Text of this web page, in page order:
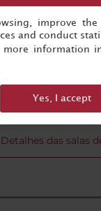
distância
Detalhes das salas
improve the
and conduct
more information
Yes, I accept